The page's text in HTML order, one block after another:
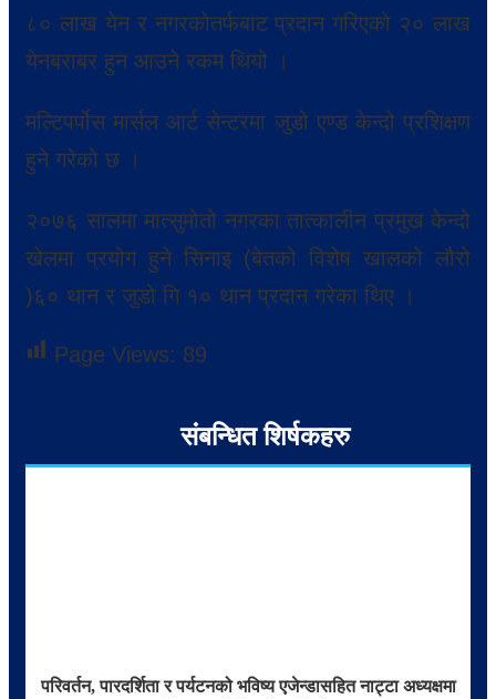
८० लाख येन र नगरकोतर्फबाट प्रदान गरिएको २० लाख
येनबराबर हुन आउने रकम थियो ।
मल्टिपर्पोस मार्सल आर्ट सेन्टरमा जुडो एण्ड केन्दो प्रशिक्षण
हुने गरेको छ ।
२०७६ सालमा मात्सुमोतो नगरका तात्कालीन प्रमुख केन्दो
खेलमा प्रयोग हुने सिनाइ (बेतको विशेष खालको लौरो
)६० थान र जुडो गि १० थान प्रदान गरेका थिए ।
Page Views: 89
संबन्धित शिर्षकहरु
परिवर्तन, पारदर्शिता र पर्यटनको भविष्य एजेन्डासहित नाट्टा अध्यक्षमा